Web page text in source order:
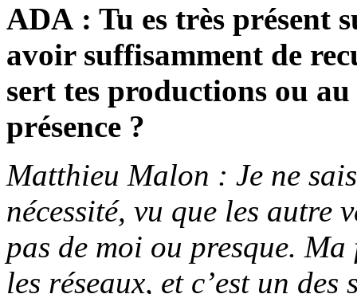
ADA : Tu es très présent
avoir suffisamment de
sert tes productions ou
présence ?
Matthieu Malon : Je ne
nécessité, vu que les autre
pas de moi ou presque. Ma
les réseaux, et c’est un